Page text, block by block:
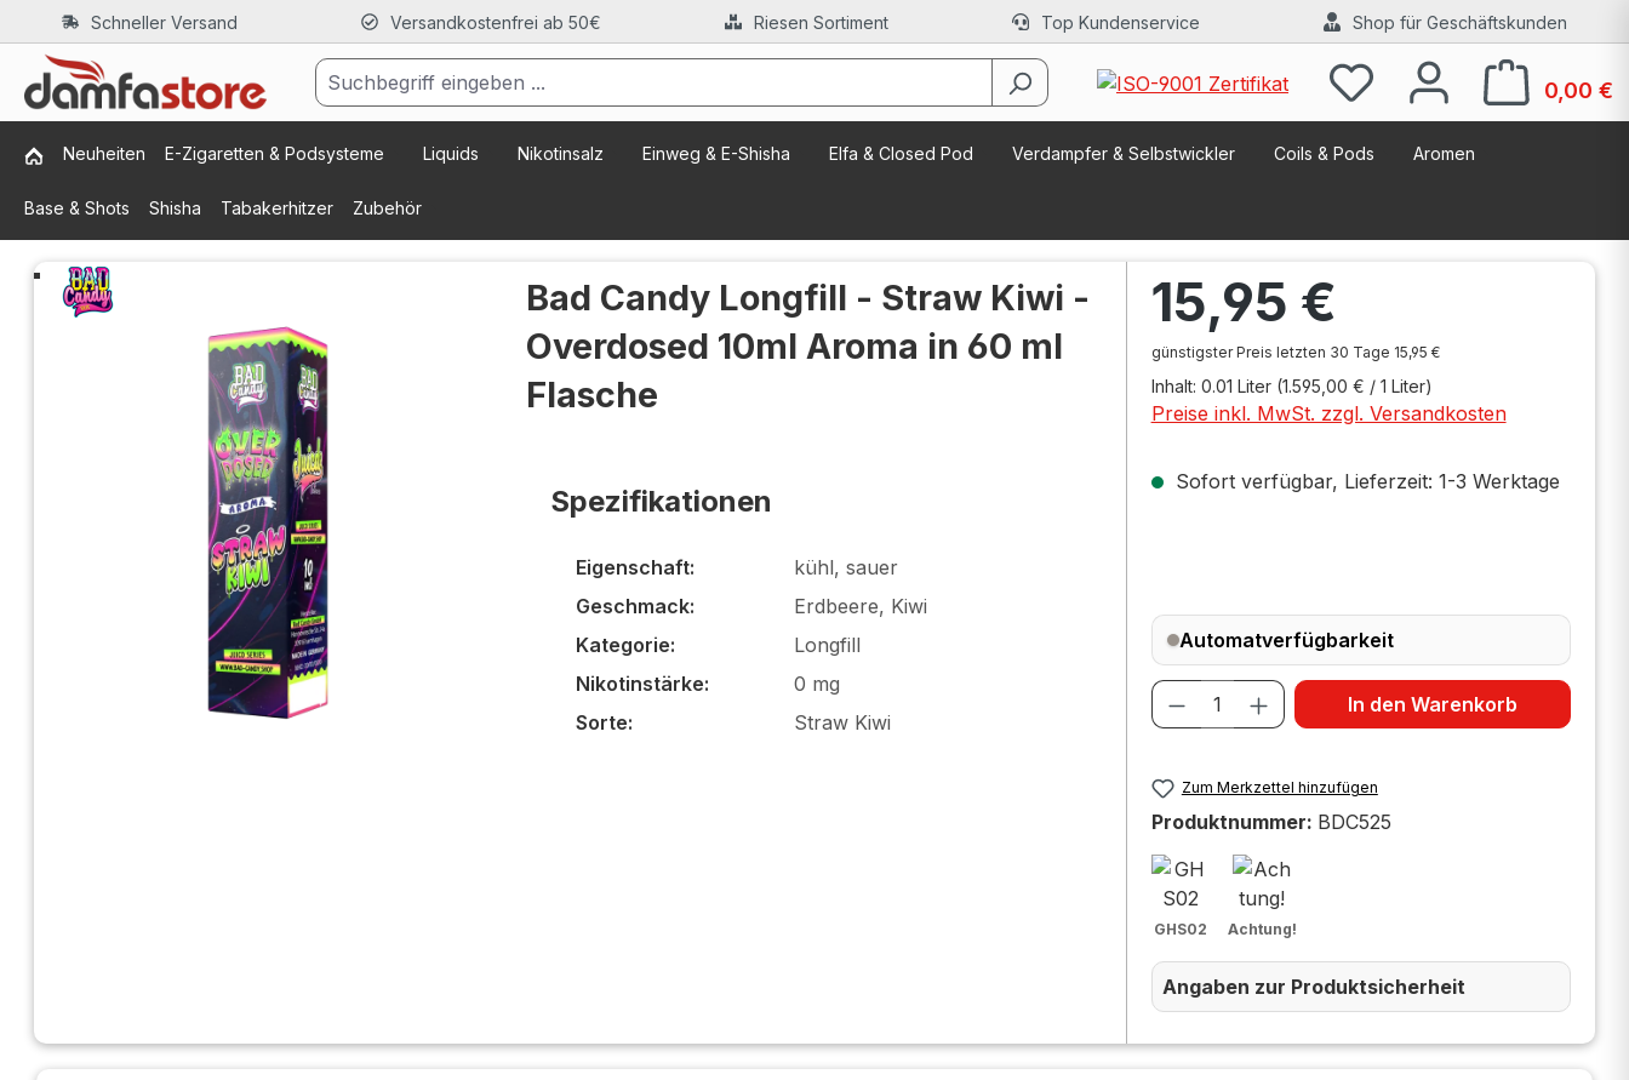
Hauptinhalt springen
Zur Suche springen
Zur Hauptnavigation springen
Schneller Versand Versandkostenfrei ab 50€ Riesen Sortiment Top Kundenservice Shop für Geschäftskunden
0,00 €
Neuheiten E-Zigaretten & Podsysteme Liquids Nikotinsalz Einweg & E-Shisha Elfa & Closed Pod Verdampfer & Selbstwickler Coils & Pods Aromen
Base & Shots Shisha Tabakerhitzer Zubehör
Bildergalerie überspringen
Bad Candy Longfill - Straw Kiwi -
Overdosed 10ml Aroma in 60 ml
Flasche
Spezifikationen
Eigenschaft:
kühl, sauer
Geschmack:
Erdbeere, Kiwi
Kategorie:
Longfill
Nikotinstärke:
0 mg
Sorte:
Straw Kiwi
15,95 €
günstigster Preis letzten 30 Tage 15,95 €
Inhalt: 0.01 Liter (1.595,00 € / 1 Liter)
Preise inkl. MwSt. zzgl. Versandkosten
Sofort verfügbar, Lieferzeit: 1-3 Werktage
Automatverfügbarkeit
Produkt Anzahl: Gib den
In den Warenkorb
Zum Merkzettel hinzufügen
Produktnummer: BDC525
GHS02 Achtung!
Angaben zur Produktsicherheit